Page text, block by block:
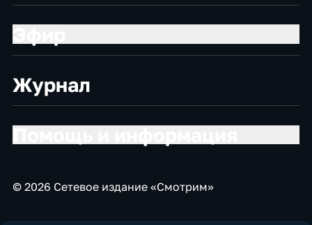
Журнал
© 2026 Сетевое издание «Смотрим»